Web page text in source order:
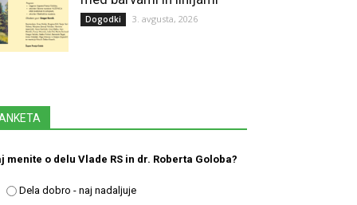
Dogodki 3. avgusta, 2026
menite o delu Vlade RS in dr. Roberta Goloba?
Dela dobro - naj nadaljuje